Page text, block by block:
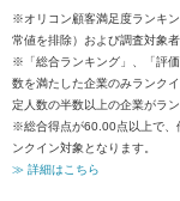
※オリコン顧客満足度ランキ
常値を排除）および調査対象
※「総合ランキング」、「評
数を満たした企業のみランク
定人数の半数以上の企業がラ
※総合得点が60.00点以上で、
ンクイン対象となります。
≫ 詳細はこちら